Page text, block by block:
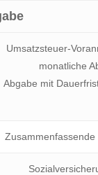
Umsatzsteuer-
monatliche
Abgabe mit
Zusammenfassende